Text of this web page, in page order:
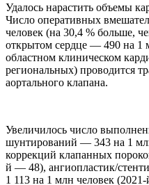
Удалось нарастить объемы
Число оперативных
человек (на 30,4 % больше,
открытом сердце — 490 на 1
областном клиническом
региональных) проводится
аортального клапана.
Увеличилось число
шунтирований — 343 на 1
коррекций клапанных
й — 48), ангиопластик/
1 113 на 1 млн человек